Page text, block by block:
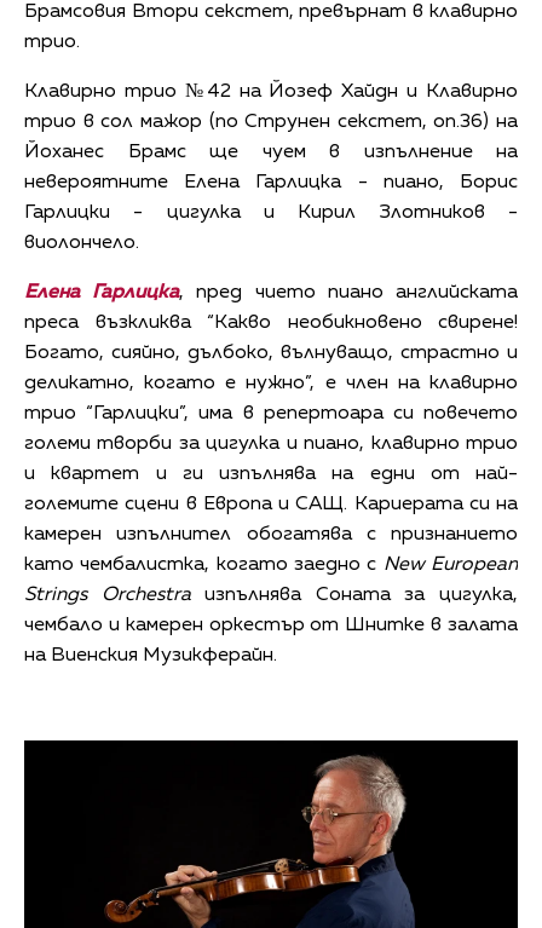
Брамсовия Втори секстет, превърнат в клавирно
трио.
Клавирно трио №42 на Йозеф Хайдн и Клавирно
трио в сол мажор (по Струнен секстет, оп.36) на
Йоханес Брамс ще чуем в изпълнение на
невероятните Елена Гарлицка - пиано, Борис
Гарлицки - цигулка и Кирил Злотников -
виолончело.
Елена Гарлицка, пред чието пиано английската
преса възкликва “Какво необикновено свирене!
Богато, сияйно, дълбоко, вълнуващо, страстно и
деликатно, когато е нужно”, е член на клавирно
трио “Гарлицки”, има в репертоара си повечето
големи творби за цигулка и пиано, клавирно трио
и квартет и ги изпълнява на едни от най-
големите сцени в Европа и САЩ. Кариерата си на
камерен изпълнител обогатява с признанието
като чембалистка, когато заедно с New European
Strings Orchestraизпълнява Соната за цигулка,
чембало и камерен оркестър от Шнитке в залата
на Виенския Музикферайн.